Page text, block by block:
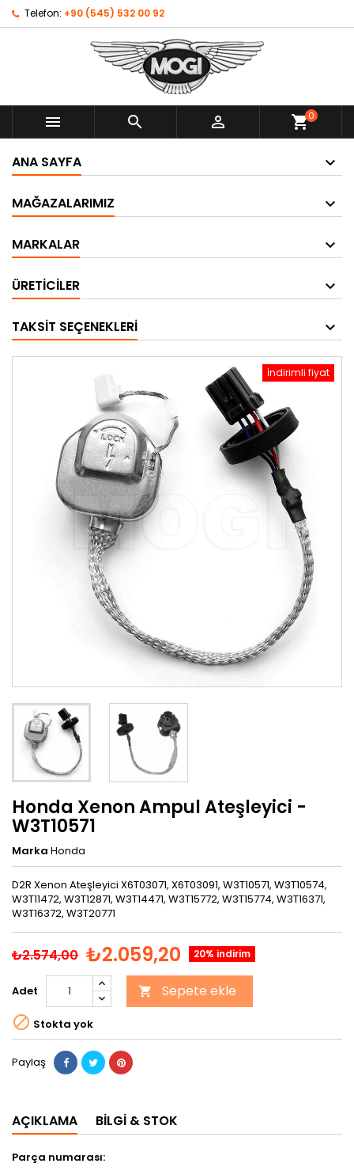
Telefon: +90 (545) 532 00 92
   shopping_cart0
ANA SAYFA
MAĞAZALARIMIZ
MARKALAR
ÜRETICILER
TAKSIT SEÇENEKLERI
İndirimli fiyat
Honda Xenon Ampul Ateşleyici -
W3T10571
Marka Honda
D2R Xenon Ateşleyici X6T03071, X6T03091, W3T10571, W3T10574,
W3T11472, W3T12871, W3T14471, W3T15772, W3T15774, W3T16371,
W3T16372, W3T20771
₺2.574,00 ₺2.059,20 20% indirim
Adet  Sepete ekle
 Stokta yok
Paylaş
AÇIKLAMA BILGI & STOK
Parça numarası: